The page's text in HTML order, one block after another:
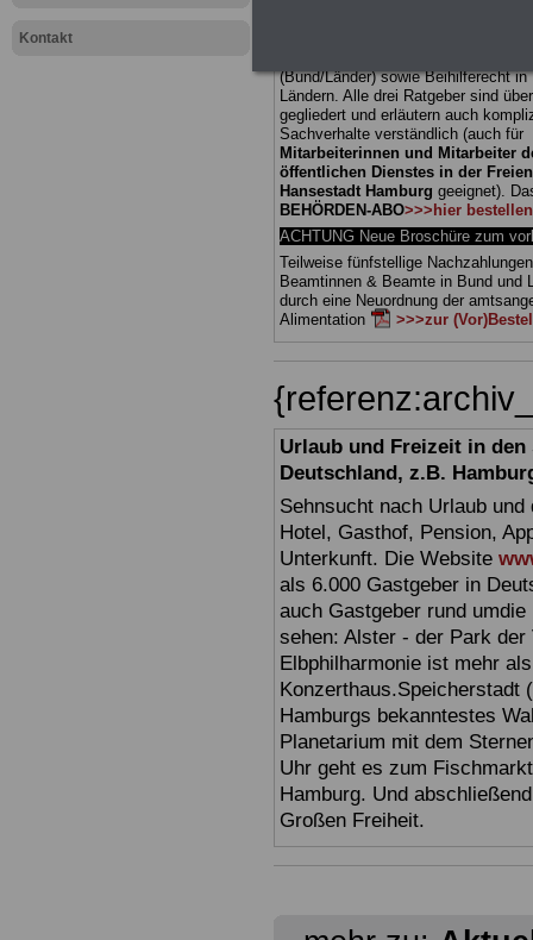
Kontakt
(Bund/Länder) sowie Beihilferecht in
Ländern. Alle drei Ratgeber sind
gegliedert und erläutern auch
Sachverhalte verständlich (auch für
Mitarbeiterinnen und Mitarbeiter
öffentlichen Dienstes in der
Hansestadt Hamburg geeignet).
BEHÖRDEN-ABO>>>hier bestellen
ACHTUNG Neue Broschüre zum
Teilweise fünfstellige
Beamtinnen & Beamte in Bund und
durch eine Neuordnung der
Alimentation
>>>zur
Urlaub und Freizeit in
Deutschland, z.B.
Sehnsucht nach Urlaub
Hotel, Gasthof, Pension,
Unterkunft. Die Website
als 6.000 Gastgeber in
auch Gastgeber rund
sehen: Alster - der Park
Elbphilharmonie ist mehr
Konzerthaus.Speicherstadt
Hamburgs bekanntestes
Planetarium mit dem
Uhr geht es zum
Hamburg. Und
Großen Freiheit.